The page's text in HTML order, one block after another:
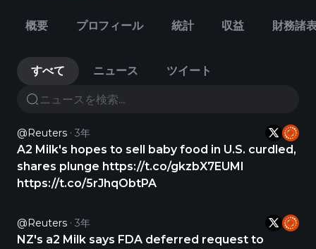
概要 プロフィール 統計 収益 財務諸
すべて ニュース ツイート
@Reuters 3年
A2 Milk's hopes to sell baby food in U.S. curdled,
shares plunge https://t.co/gkzbX7EUMl
https://t.co/5rJhqObtPA
@Reuters 3年
NZ's a2 Milk says FDA deferred request to